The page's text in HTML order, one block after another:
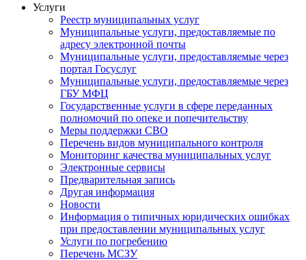
Услуги
Реестр муниципальных услуг
Муниципальные услуги, предоставляемые по
адресу электронной почты
Муниципальные услуги, предоставляемые через
портал Госуслуг
Муниципальные услуги, предоставляемые через
ГБУ МФЦ
Государственные услуги в сфере переданных
полномочий по опеке и попечительству
Меры поддержки СВО
Перечень видов муниципального контроля
Мониторинг качества муниципальных услуг
Электронные сервисы
Предварительная запись
Другая информация
Новости
Информация о типичных юридических ошибках
при предоставлении муниципальных услуг
Услуги по погребению
Перечень МСЗУ